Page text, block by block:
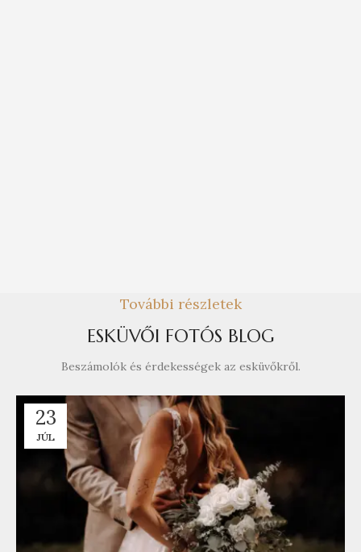
További részletek
ESKÜVŐI FOTÓS BLOG
Beszámolók és érdekességek az esküvőkről.
23
JÚL